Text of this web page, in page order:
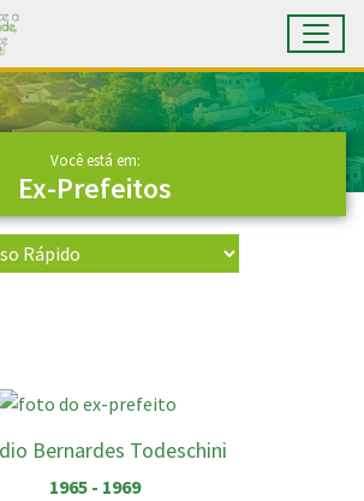
Você está em:
Ex-Prefeitos
Bernardes Todeschini
1965 - 1969